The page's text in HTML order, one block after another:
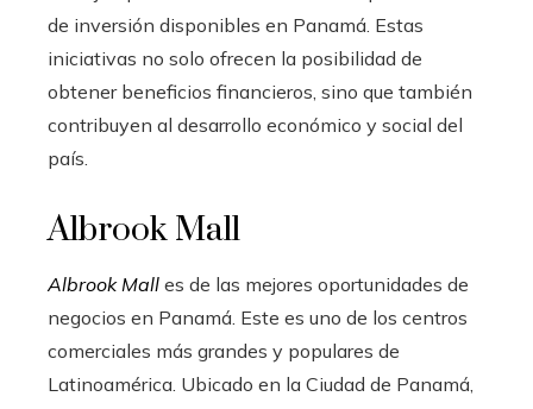
de inversión disponibles en Panamá. Estas
iniciativas no solo ofrecen la posibilidad de
obtener beneficios financieros, sino que también
contribuyen al desarrollo económico y social del
país.
Albrook Mall
Albrook Mall es de las mejores oportunidades de
negocios en Panamá. Este es uno de los centros
comerciales más grandes y populares de
Latinoamérica. Ubicado en la Ciudad de Panamá,